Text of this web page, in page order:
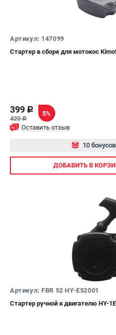
ИЗБРАННОЕ
)
ПОДДЕРЖКА
Сервисный центр
ИНФОРМАЦИЯ
Пользовательское
Генераторы бензиновые
Генераторы дизельные
Артикул: 147099
Стартер в сборе для мотокос
399 c
420c
5%
Оставить отзыв
10
ДОБАВИТЬ В
Артикул: FBR 52 HY-E52001
Стартер ручной к двигателю HY-